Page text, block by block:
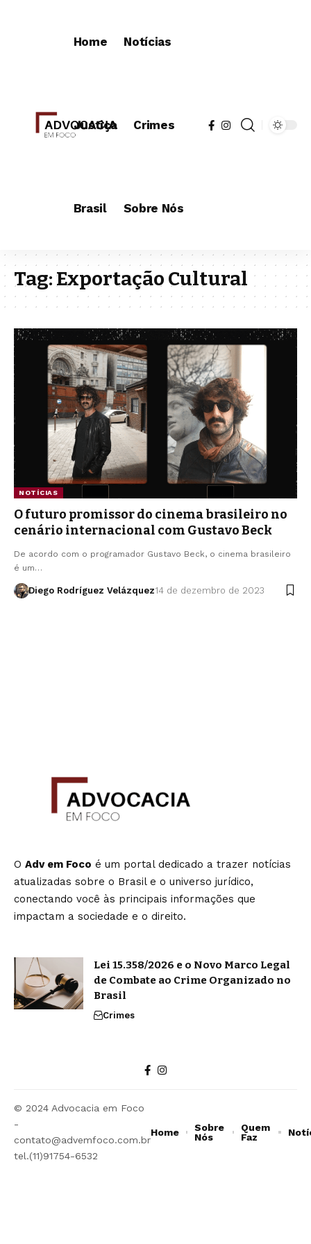
Home Notícias
Justiça Crimes
Brasil Sobre Nós
Tag:Exportação Cultural
NOTÍCIAS
O futuro promissor do cinema brasileiro no
cenário internacional com Gustavo Beck
De acordo com o programador Gustavo Beck, o cinema brasileiro
é um…
Diego Rodríguez Velázquez14 de dezembro de 2023
O Adv em Foco é um portal dedicado a trazer notícias
atualizadas sobre o Brasil e o universo jurídico,
conectando você às principais informações que
impactam a sociedade e o direito.
Lei 15.358/2026 e o Novo Marco Legal
de Combate ao Crime Organizado no
Brasil
Crimes
© 2024 Advocacia em Foco
-
contato@advemfoco.com.br
tel.(11)91754-6532
Home
Sobre
Nós
Quem
Faz